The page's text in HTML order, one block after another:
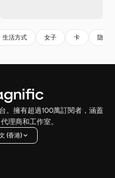
生活方式 女子 卡 隐匿
。擁有超過100萬訂閱者，涵蓋
理商和工作室。
(香港)